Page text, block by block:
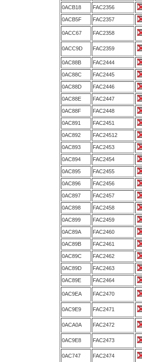
0ACB18 FAC2356
0ACB5F FAC2357
0ACC67 FAC2358
0ACC9D FAC2359
0AC88B FAC2444
0AC88C FAC2445
0AC88D FAC2446
0AC88E FAC2447
0AC88F FAC2448
0AC891 FAC2451
0AC892 FAC24512
0AC893 FAC2453
0AC894 FAC2454
0AC895 FAC2455
0AC896 FAC2456
0AC897 FAC2457
0AC898 FAC2458
0AC899 FAC2459
0AC89A FAC2460
0AC89B FAC2461
0AC89C FAC2462
0AC89D FAC2463
0AC89E FAC2464
0AC9EA FAC2470
0AC9E9 FAC2471
0ACA0A FAC2472
0AC9E8 FAC2473
0AC747 FAC2474